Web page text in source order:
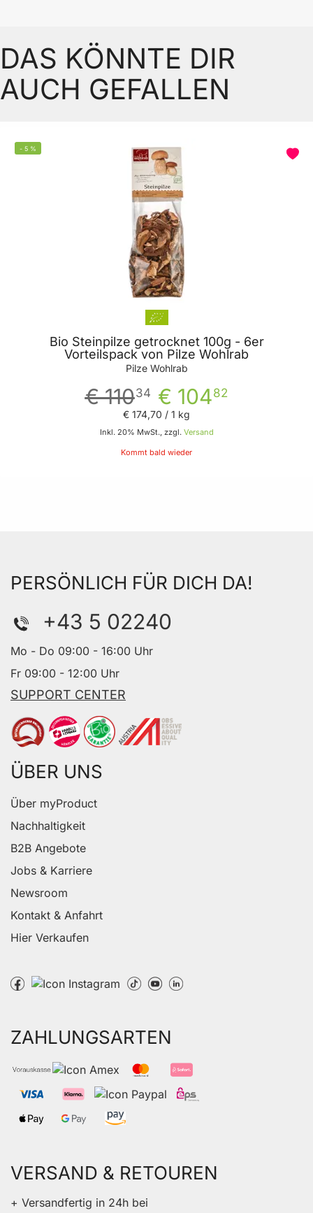
DAS KÖNNTE DIR
AUCH GEFALLEN
- 5 %
Bio Steinpilze getrocknet 100g - 6er
Vorteilspack von Pilze Wohlrab
Pilze Wohlrab
€ 10482
€ 11034
Inkl. 20% MwSt., zzgl. Versand
€ 174,70 / 1 kg
Kommt bald wieder
PERSÖNLICH FÜR DICH DA!
+43 5 02240
Mo - Do 09:00 - 16:00 Uhr
Fr 09:00 - 12:00 Uhr
SUPPORT CENTER
ÜBER UNS
Über myProduct
Nachhaltigkeit
B2B Angebote
Jobs & Karriere
Newsroom
Kontakt & Anfahrt
Hier Verkaufen
ZAHLUNGSARTEN
VERSAND & RETOUREN
+ Versandfertig in 24h bei